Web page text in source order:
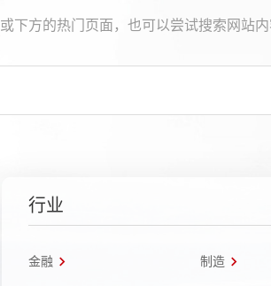
或下方的热门页面，也可以尝试搜索网站内
行业
金融 制造